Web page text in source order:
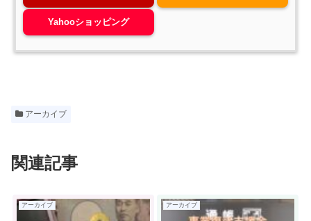
Yahooショッピング
アーカイブ
関連記事
アーカイブ アーカイブ